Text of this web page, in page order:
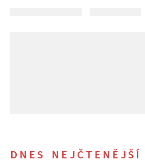
DNES NEJČTENĚJŠÍ